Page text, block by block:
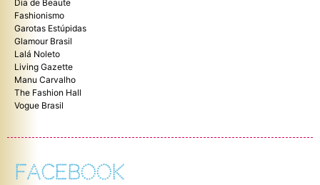
Dia de Beaute
Fashionismo
Garotas Estúpidas
Glamour Brasil
Lalá Noleto
Living Gazette
Manu Carvalho
The Fashion Hall
Vogue Brasil
FACEBOOK